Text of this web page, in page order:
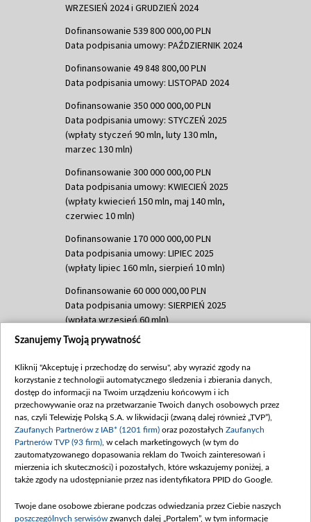
WRZESIEŃ 2024 i GRUDZIEŃ 2024
Dofinansowanie 539 800 000,00 PLN
Data podpisania umowy: PAŹDZIERNIK 2024
Dofinansowanie 49 848 800,00 PLN
Data podpisania umowy: LISTOPAD 2024
Dofinansowanie 350 000 000,00 PLN
Data podpisania umowy: STYCZEŃ 2025
(wpłaty styczeń 90 mln, luty 130 mln,
marzec 130 mln)
Dofinansowanie 300 000 000,00 PLN
Data podpisania umowy: KWIECIEŃ 2025
(wpłaty kwiecień 150 mln, maj 140 mln,
czerwiec 10 mln)
Dofinansowanie 170 000 000,00 PLN
Data podpisania umowy: LIPIEC 2025
(wpłaty lipiec 160 mln, sierpień 10 mln)
Dofinansowanie 60 000 000,00 PLN
Data podpisania umowy: SIERPIEŃ 2025
(wpłata wrzesień 60 mln)
Dofinansowanie 635 783 051,21 PLN
(wpłata wrzesień 100 mln, październik 350
mln, listopad 265 mln)
Dofinansowanie 48 862 000,00 PLN
Data podpisania umowy: GRUDZIEŃ 2025
(wpłata grudzień 60,548 mln)
Dofinansowanie 900 000 000,00 PLN
Data podpisania umowy: LUTY 2026 (wpłata
kwiecień 180 mln, 7 maja 180 mln, 8
czerwca 90 mln)
Szanujemy Twoją prywatność
Kliknij "Akceptuję i przechodzę do serwisu", aby wyrazić zgody na
korzystanie z technologii automatycznego śledzenia i zbierania danych,
dostęp do informacji na Twoim urządzeniu końcowym i ich
przechowywanie oraz na przetwarzanie Twoich danych osobowych przez
nas, czyli Telewizję Polską S.A. w likwidacji (zwaną dalej również „TVP”),
Zaufanych Partnerów z IAB* (1201 firm) oraz pozostałych Zaufanych
Partnerów TVP (93 firm) , w celach marketingowych (w tym do
zautomatyzowanego dopasowania reklam do Twoich zainteresowań i
mierzenia ich skuteczności) i pozostałych, które wskazujemy poniżej, a
także zgody na udostępnianie przez nas identyfikatora PPID do Google.
Twoje dane osobowe zbierane podczas odwiedzania przez Ciebie naszych
poszczególnych serwisów zwanych dalej „Portalem”, w tym informacje